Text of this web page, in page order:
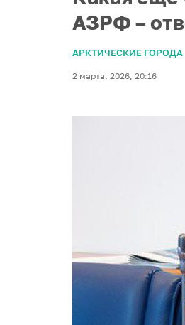
АЗРФ –
АРКТИЧЕСКИЕ ГОРОДА
2 марта, 2026, 20:16